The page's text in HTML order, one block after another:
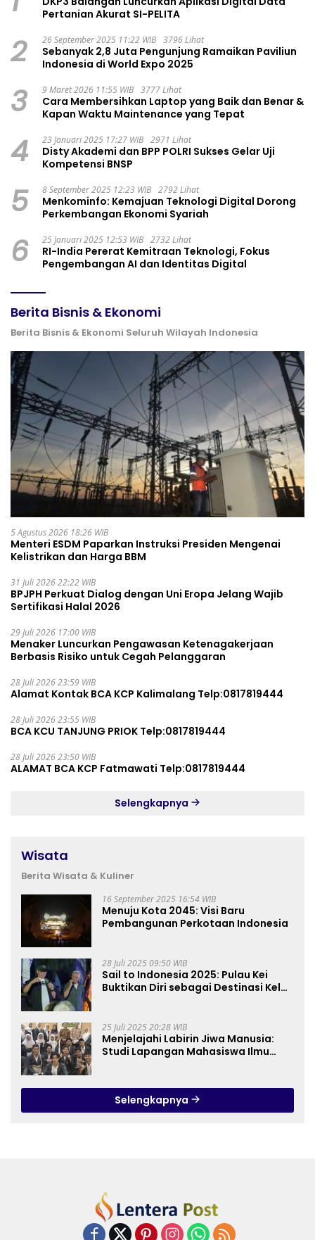
Pertanian Akurat SI-PELITA
2 26 September 2025 11:22 WIB 3796 Lihat
Sebanyak 2,8 Juta Pengunjung Ramaikan Paviliun
Indonesia di World Expo 2025
3 9 Maret 2026 11:55 WIB 3777 Lihat
Cara Membersihkan Laptop yang Baik dan Benar &
Kapan Waktu Maintenance yang Tepat
4 23 Januari 2025 17:27 WIB 2971 Lihat
Disty Akademi dan BPP POLRI Sukses Gelar Uji
Kompetensi BNSP
5 8 September 2025 12:23 WIB 2792 Lihat
Menkominfo: Kemajuan Teknologi Digital Dorong
Perkembangan Ekonomi Syariah
6 25 Januari 2025 12:53 WIB 2732 Lihat
RI-India Pererat Kemitraan Teknologi, Fokus
Pengembangan AI dan Identitas Digital
Berita Bisnis & Ekonomi
Berita Bisnis & Ekonomi Seluruh Wilayah Indonesia
5 Agustus 2026 18:26 WIB
Menteri ESDM Paparkan Instruksi Presiden Mengenai
Kelistrikan dan Harga BBM
31 Juli 2026 22:22 WIB
BPJPH Perkuat Dialog dengan Uni Eropa Jelang Wajib
Sertifikasi Halal 2026
29 Juli 2026 17:00 WIB
Menaker Luncurkan Pengawasan Ketenagakerjaan
Berbasis Risiko untuk Cegah Pelanggaran
28 Juli 2026 23:59 WIB
Alamat Kontak BCA KCP Kalimalang Telp:0817819444
28 Juli 2026 23:55 WIB
BCA KCU TANJUNG PRIOK Telp:0817819444
28 Juli 2026 23:50 WIB
ALAMAT BCA KCP Fatmawati Telp:0817819444
Selengkapnya
Wisata
Berita Wisata & Kuliner
16 September 2025 16:54 WIB
Menuju Kota 2045: Visi Baru
Pembangunan Perkotaan Indonesia
28 Juli 2025 09:50 WIB
Sail to Indonesia 2025: Pulau Kei
Buktikan Diri sebagai Destinasi Kelas
25 Juli 2025 20:28 WIB
Menjelajahi Labirin Jiwa Manusia:
Studi Lapangan Mahasiswa Ilmu
Selengkapnya